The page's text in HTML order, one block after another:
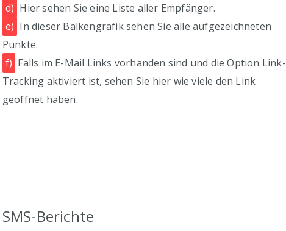
d) Hier sehen Sie eine Liste aller Empfänger.
e) In dieser Balkengrafik sehen Sie alle aufgezeichneten
Punkte.
f) Falls im E-Mail Links vorhanden sind und die Option Link-
Tracking aktiviert ist, sehen Sie hier wie viele den Link
geöffnet haben.
SMS-Berichte